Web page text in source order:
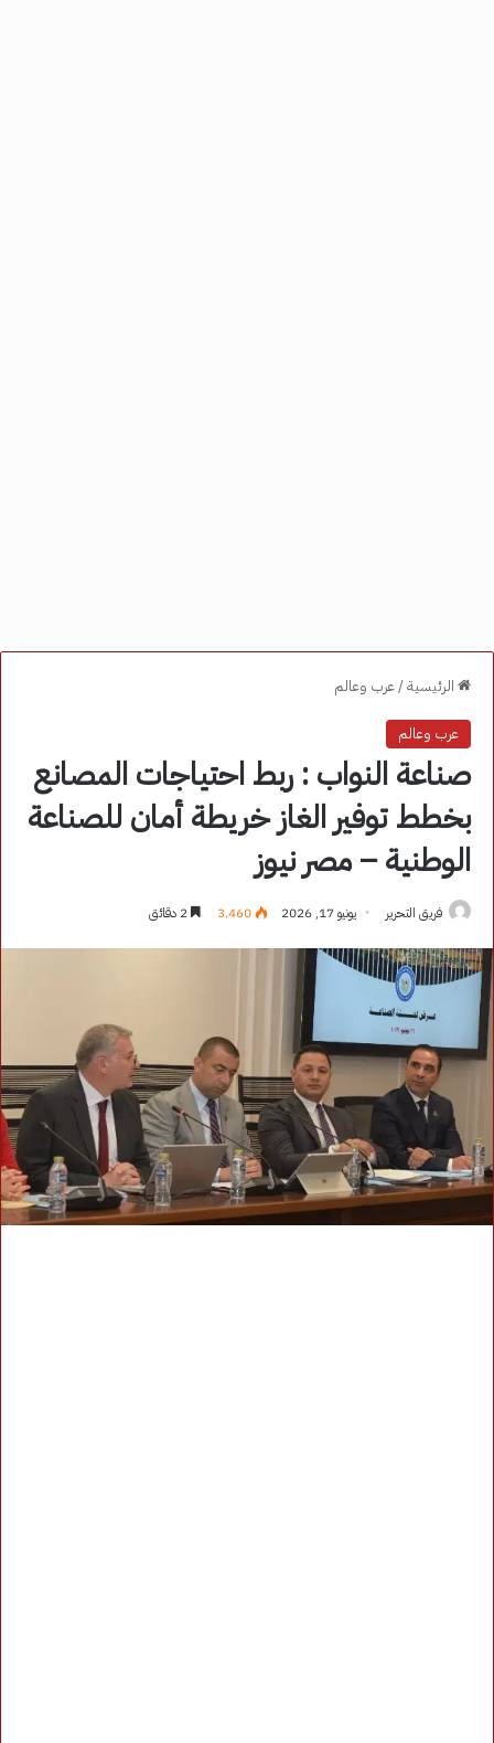
الرئيسية/عرب وعالم
عرب وعالم
صناعة النواب : ربط احتياجات المصانع
بخطط توفير الغاز خريطة أمان للصناعة
الوطنية – مصر نيوز
فريق التحرير يونيو 17, 2026 3٬460